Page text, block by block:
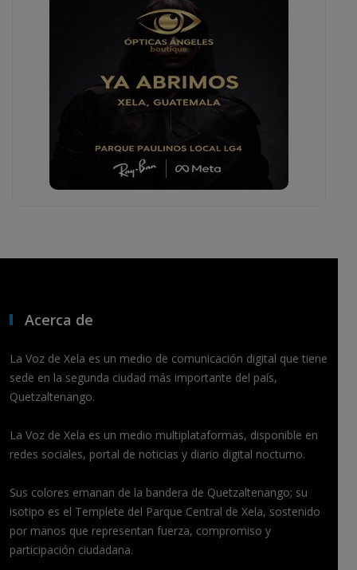
Acerca de
La Voz de Xela es un medio de comunicación digital que tiene
sede en la segunda ciudad más importante del país,
Quetzaltenango.
La Voz de Xela es un medio multiplataformas, disponible en
redes sociales, portal de noticias y diario digital nocturno.
Sus colores emanan de la bandera de Quetzaltenango; su
isotipo es el Templete del Parque Central de Xela, sostenido
por manos que representan fuerza, compromiso y
participación ciudadana.